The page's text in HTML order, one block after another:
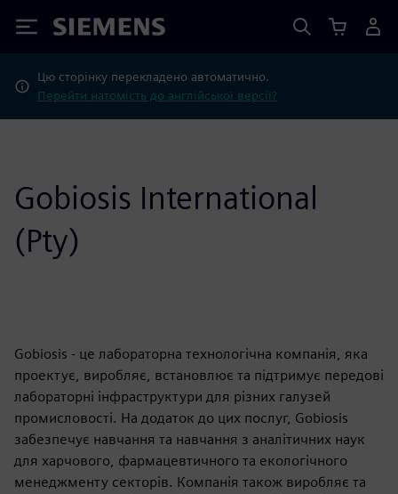
Siemens
Цю сторінку перекладено автоматично.
Перейти натомість до англійської версії?
Gobiosis International
(Pty)
Gobiosis - це лабораторна технологічна компанія, яка
проектує, виробляє, встановлює та підтримує передові
лабораторні інфраструктури для різних галузей
промисловості. На додаток до цих послуг, Gobiosis
забезпечує навчання та навчання з аналітичних наук
для харчового, фармацевтичного та екологічного
менеджменту секторів. Компанія також виробляє та